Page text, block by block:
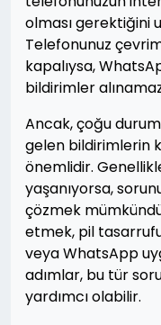
olması gerektiğini
Telefonunuz
kapalıysa,
bildirimler
Ancak, çoğu
gelen bildirimlerin
önemlidir.
yaşanıyorsa,
çözmek
etmek, pil
veya WhatsApp
adımlar, bu tür
yardımcı olabilir.